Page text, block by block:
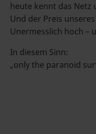
heute kennt das Netz
Und der Preis
Unermesslich hoch –
In diesem Sinn:
„only the paranoid